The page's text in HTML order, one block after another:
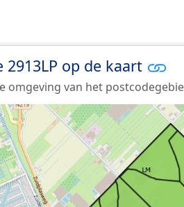
2913LP op de kaart
omgeving van het